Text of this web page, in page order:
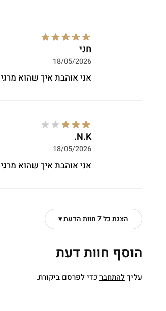
חני
18/05/2026
אני אוהבת איך שהוא
N.K.
18/05/2026
אני אוהבת איך שהוא
הצגת כל 7 חוות הדעת ▾
הוסף חוות דעת
עליךלהתחברכדי לפרסם ביקורת.